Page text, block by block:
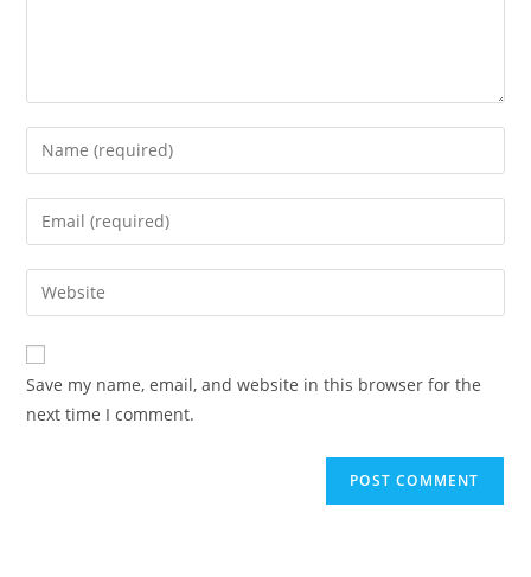
Enter
your
name
comment
Enter
your
email
address
comment
Enter
your
website
URL
(optional)
Save my name, email, and website in this browser for the
next time I comment.